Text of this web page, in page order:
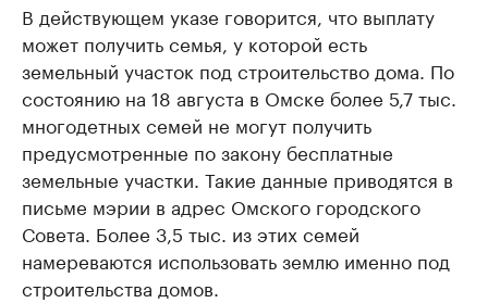
В действующем указе говорится, что выплату
может получить семья, у которой есть
земельный участок под строительство дома. По
состоянию на 18 августа в Омске более 5,7 тыс.
многодетных семей не могут получить
предусмотренные по закону бесплатные
земельные участки. Такие данные приводятся в
письме мэрии в адрес Омского городского
Совета. Более 3,5 тыс. из этих семей
намереваются использовать землю именно под
строительства домов.